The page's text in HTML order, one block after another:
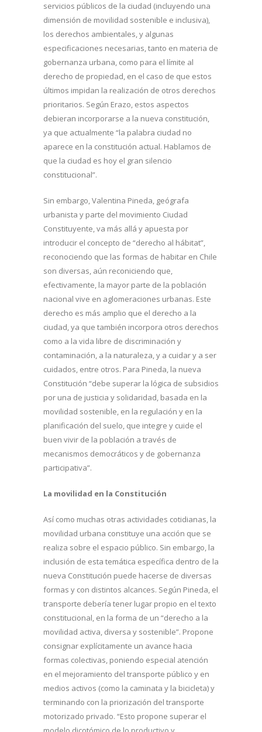
servicios públicos de la ciudad (incluyendo una
dimensión de movilidad sostenible e inclusiva),
los derechos ambientales, y algunas
especificaciones necesarias, tanto en materia de
gobernanza urbana, como para el límite al
derecho de propiedad, en el caso de que estos
últimos impidan la realización de otros derechos
prioritarios. Según Erazo, estos aspectos
debieran incorporarse a la nueva constitución,
ya que actualmente “la palabra ciudad no
aparece en la constitución actual. Hablamos de
que la ciudad es hoy el gran silencio
constitucional”.
Sin embargo, Valentina Pineda, geógrafa
urbanista y parte del movimiento Ciudad
Constituyente, va más allá y apuesta por
introducir el concepto de “derecho al hábitat”,
reconociendo que las formas de habitar en Chile
son diversas, aún reconiciendo que,
efectivamente, la mayor parte de la población
nacional vive en aglomeraciones urbanas. Este
derecho es más amplio que el derecho a la
ciudad, ya que también incorpora otros derechos
como a la vida libre de discriminación y
contaminación, a la naturaleza, y a cuidar y a ser
cuidados, entre otros. Para Pineda, la nueva
Constitución “debe superar la lógica de subsidios
por una de justicia y solidaridad, basada en la
movilidad sostenible, en la regulación y en la
planificación del suelo, que integre y cuide el
buen vivir de la población a través de
mecanismos democráticos y de gobernanza
participativa”.
La movilidad en la Constitución
Así como muchas otras actividades cotidianas, la
movilidad urbana constituye una acción que se
realiza sobre el espacio público. Sin embargo, la
inclusión de esta temática específica dentro de la
nueva Constitución puede hacerse de diversas
formas y con distintos alcances. Según Pineda, el
transporte debería tener lugar propio en el texto
constitucional, en la forma de un “derecho a la
movilidad activa, diversa y sostenible”. Propone
consignar explícitamente un avance hacia
formas colectivas, poniendo especial atención
en el mejoramiento del transporte público y en
medios activos (como la caminata y la bicicleta) y
terminando con la priorización del transporte
motorizado privado. “Esto propone superar el